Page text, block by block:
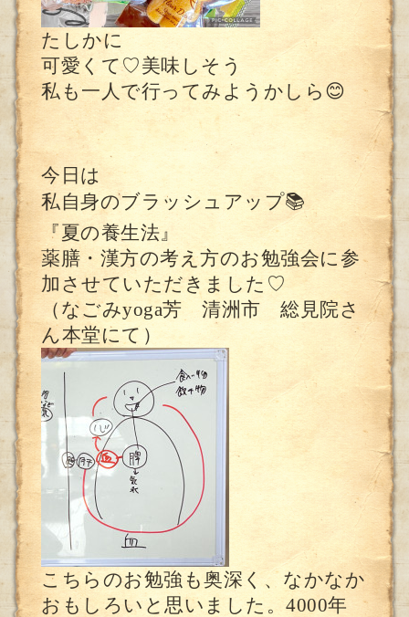
たしかに
可愛くて♡美味しそう
私も一人で行ってみようかしら😊
今日は
私自身のブラッシュアップ📚
『夏の養生法』
薬膳・漢方の考え方のお勉強会に参
加させていただきました♡
（なごみyoga芳 清洲市 総見院さ
ん本堂にて）
こちらのお勉強も奥深く、なかなか
おもしろいと思いました。4000年